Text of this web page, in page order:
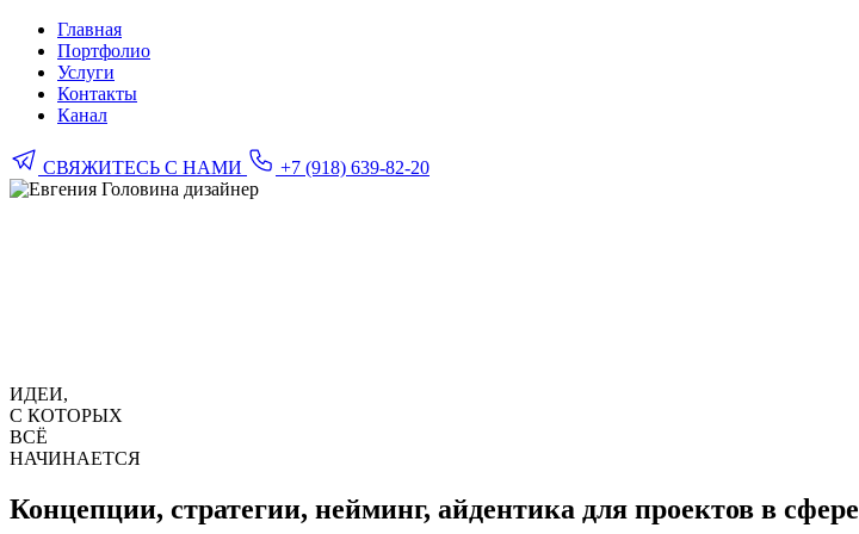
Главная
Портфолио
Услуги
Контакты
Канал
СВЯЖИТЕСЬ С НАМИ +7 (918) 639-82-20
ИДЕИ,
С КОТОРЫХ
ВСЁ
НАЧИНАЕТСЯ
Концепции, стратегии, нейминг, айдентика для проектов в сфере